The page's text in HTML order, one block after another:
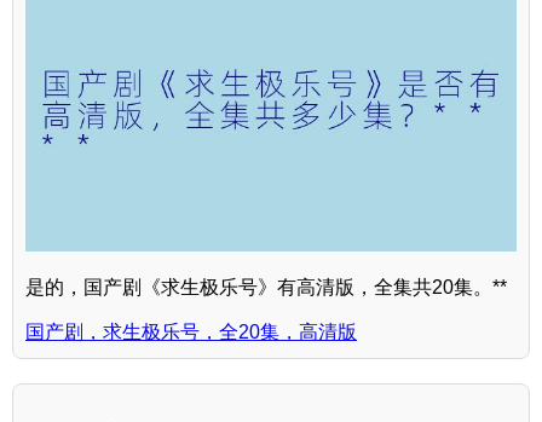
是的，国产剧《求生极乐号》有高清版，全集共20集。**
国产剧，求生极乐号，全20集，高清版